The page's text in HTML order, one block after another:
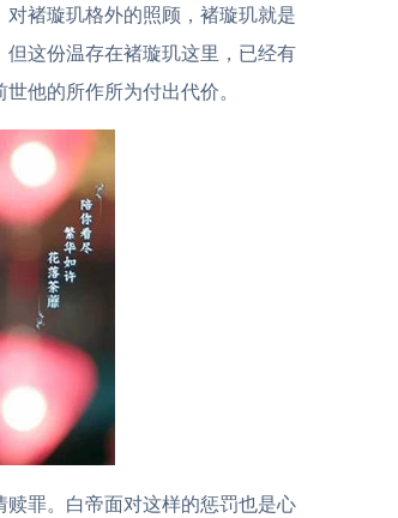
褚璇玑格外的照顾，褚璇玑就是
这份温存在褚璇玑这里，已经有
他的所作所为付出代价。
罪。白帝面对这样的惩罚也是心